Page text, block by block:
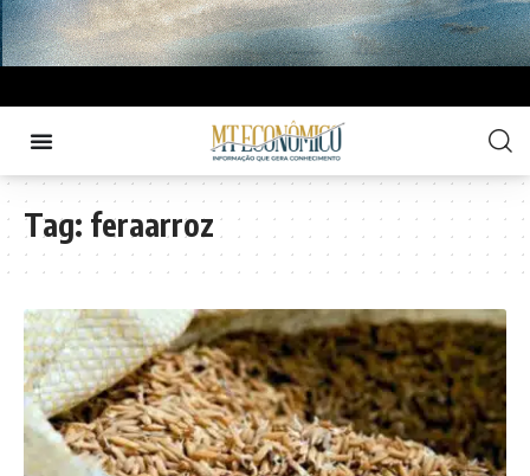
Tag: feraarroz